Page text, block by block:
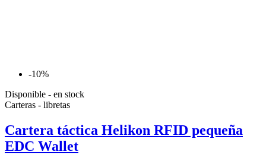
-10%
Disponible - en stock
Carteras - libretas
Cartera táctica Helikon RFID pequeña
EDC Wallet